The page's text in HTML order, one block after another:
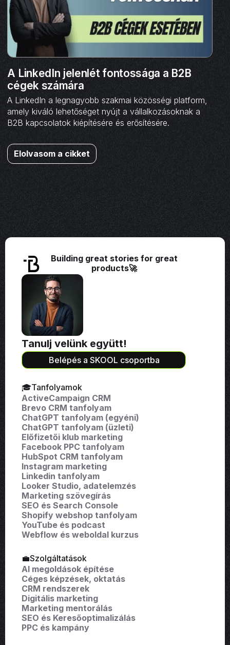
A LinkedIn jelenlét fontossága a B2B
cégek számára
A LinkedIn a legnagyobb szakmai közösségi platform,
amely kiváló lehetőséget nyújt a vállalkozásoknak a
B2B kapcsolatok kiépítésére és erősítésére.
Elolvasom a cikket
Building great stories for great
products🚀
Tanulj velünk együtt!
Belépés a SKOOL csoportba
🎓Tanfolyamok
ActiveCampaign CRM
Brevo CRM tanfolyam
ChatGPT tanfolyam (egyéni)
ChatGPT tanfolyam (üzleti)
Előfizetői klub marketing
Facebook PPC tanfolyam
HubSpot CRM tanfolyam
Instagram marketing
Linkedin tanfolyam
Looker Studio, adatelemzés
Marketing szövegírás
SEO és Search Console
Shopify webshop tanfolyam
YouTube és podcast
Webflow és weboldal kurzus
💼Szolgáltatások
AI megoldások építése
Céges képzések, oktatás
CRM rendszerek
Digitális marketing
Marketing mentorálás
SEO és Keresőoptimalizálás
PPC és kampány